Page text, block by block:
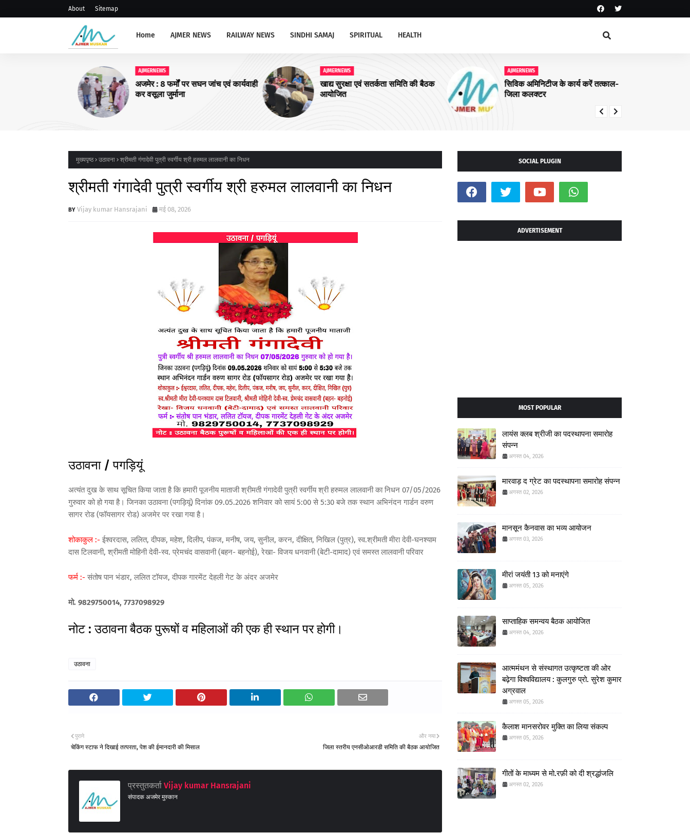
About Sitemap
Home AJMER NEWS RAILWAY NEWS SINDHI SAMAJ SPIRITUAL HEALTH
AJMERNEWS
अजमेर : 8 फर्मों पर सघन जांच एवं कार्यवाही
कर वसूला जुर्माना
AJMERNEWS
खाद्य सुरक्षा एवं सतर्कता समिति की बैठक
आयोजित
AJMERNEWS
सिविक अमिनिटीज के कार्य करें तत्काल-
जिला कलक्टर
मुख्यपृष्ठ उठावना श्रीमती गंगादेवी पुत्री स्वर्गीय श्री हरुमल लालवानी का निधन
श्रीमती गंगादेवी पुत्री स्वर्गीय श्री हरुमल लालवानी का निधन
Vijay kumar Hansrajani मई 08, 2026
उठावना / पगड़ियूं
अत्यंत दुख के साथ सूचित किया जाता है कि हमारी पूजनीय माताजी श्रीमती गंगादेवी पुत्री स्वर्गीय श्री हरुमल लालवानी का निधन 07/05/2026
गुरुवार को हो गया है। जिनका उठावना (पगड़ियूं) दिनांक 09.05.2026 शनिवार को सायं 5:00 से 5:30 बजे तक स्थान अभिनंदन गार्डन वरुण
सागर रोड (फॉयसागर रोड) अजमेर पर रखा गया है।
शोकाकुल :- ईश्वरदास, ललित, दीपक, महेश, दिलीप, पंकज, मनीष, जय, सुनील, करन, दीक्षित, निखिल (पुत्र), स्व.श्रीमती मीरा देवी-घनश्याम
दास टिलवानी, श्रीमती मोहिनी देवी-स्व. प्रेमचंद वासवानी (बहन- बहनोई), रेखा- विजय धनवानी (बेटी-दामाद) एवं समस्त लालवानी परिवार
फर्म :- संतोष पान भंडार, ललित टॉयज, दीपक गारमेंट देहली गेट के अंदर अजमेर
मो. 9829750014, 7737098929
नोट : उठावना बैठक पुरूषों व महिलाओं की एक ही स्थान पर होगी।
उठावना
और नया
जिला स्तरीय एनसीओआरडी समिति की बैठक आयोजित
पुराने
चेकिंग स्टाफ ने दिखाई तत्परता, पेश की ईमानदारी की मिसाल
प्रस्तुतकर्ता Vijay kumar Hansrajani
संपादक अजमेर मुस्कान
SOCIAL PLUGIN
ADVERTISEMENT
MOST POPULAR
लायंस क्लब श्रीजी का पदस्थापना समारोह
संपन्न
अगस्त 04, 2026
मारवाड़ द ग्रेट का पदस्थापना समारोह संपन्न
अगस्त 02, 2026
मानसून कैनवास का भव्य आयोजन
अगस्त 03, 2026
मीरां जयंती 13 को मनाएंगे
अगस्त 05, 2026
साप्ताहिक समन्वय बैठक आयोजित
अगस्त 04, 2026
आत्ममंथन से संस्थागत उत्कृष्टता की ओर
बढ़ेगा विश्वविद्यालय : कुलगुरु प्रो. सुरेश कुमार
अग्रवाल
अगस्त 05, 2026
कैलाश मानसरोवर मुक्ति का लिया संकल्प
अगस्त 05, 2026
गीतों के माध्यम से मो.रफ़ी को दी श्रद्धांजलि
अगस्त 02, 2026